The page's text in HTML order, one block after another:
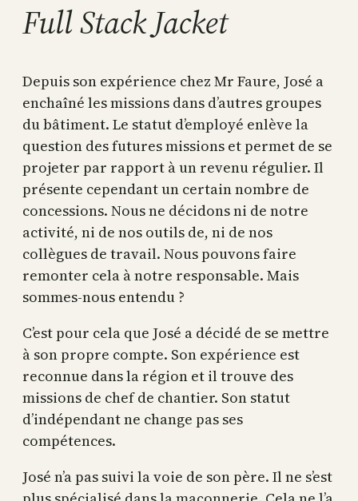
Full Stack Jacket
Depuis son expérience chez Mr Faure, José a
enchaîné les missions dans d’autres groupes
du bâtiment. Le statut d’employé enlève la
question des futures missions et permet de se
projeter par rapport à un revenu régulier. Il
présente cependant un certain nombre de
concessions. Nous ne décidons ni de notre
activité, ni de nos outils de, ni de nos
collègues de travail. Nous pouvons faire
remonter cela à notre responsable. Mais
sommes-nous entendu ?
C’est pour cela que José a décidé de se mettre
à son propre compte. Son expérience est
reconnue dans la région et il trouve des
missions de chef de chantier. Son statut
d’indépendant ne change pas ses
compétences.
José n’a pas suivi la voie de son père. Il ne s’est